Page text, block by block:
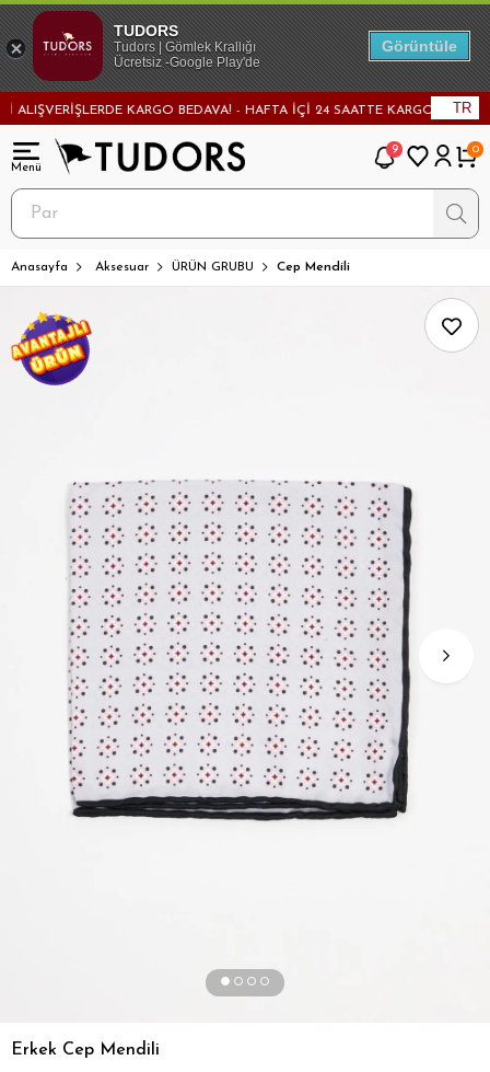
KARGO BEDAVA! - HAFTA İÇİ 24 SAATTE KARGODA! - TR
9 0
Anasayfa Aksesuar ÜRÜN GRUBU Cep Mendili
Erkek Cep Mendili
TUDORS
Tudors | Gömlek Krallığı
Ücretsiz -Google Play'de
Görüntüle